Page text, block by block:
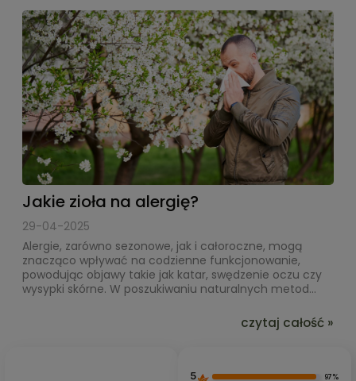
Jakie zioła na alergię?
29-04-2025
Alergie, zarówno sezonowe, jak i całoroczne, mogą
znacząco wpływać na codzienne funkcjonowanie,
powodując objawy takie jak katar, swędzenie oczu czy
wysypki skórne. W poszukiwaniu naturalnych metod...
czytaj całość »
5 97%